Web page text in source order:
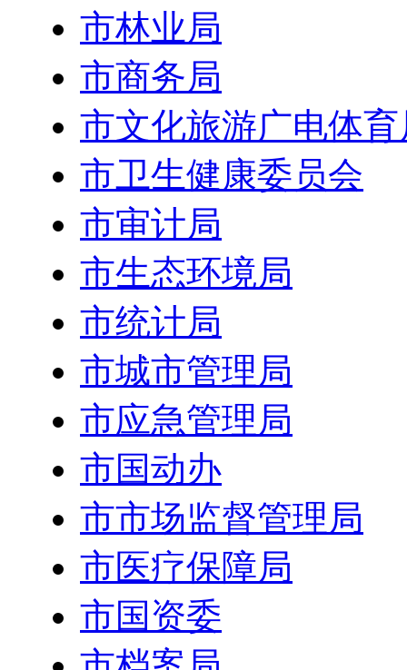
市林业局
市商务局
市文化旅游广电体育
市卫生健康委员会
市审计局
市生态环境局
市统计局
市城市管理局
市应急管理局
市国动办
市市场监督管理局
市医疗保障局
市国资委